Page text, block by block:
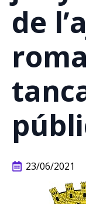
de
23/06/2021